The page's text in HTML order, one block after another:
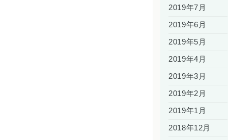
2019年7月
2019年6月
2019年5月
2019年4月
2019年3月
2019年2月
2019年1月
2018年12月